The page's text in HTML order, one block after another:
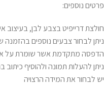
פרטים נוספים:
חולצת דרייפיט בצבע לבן, בעיצוב
ניתן לבחור צבעים נוספים בהזמנה של יותר
הדפסה מתקדמת אשר שומרת על
ניתן להעלות תמונה ולהוסיף
יש לבחור את המידה הרצויה